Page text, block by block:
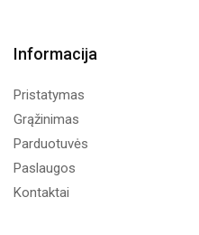
Informacija
Pristatymas
Grąžinimas
Parduotuvės
Paslaugos
Kontaktai